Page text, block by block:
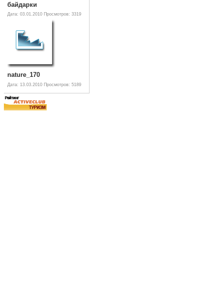
байдарки
Дата: 03.01.2010 Просмотров: 3319
nature_170
Дата: 13.03.2010 Просмотров: 5189